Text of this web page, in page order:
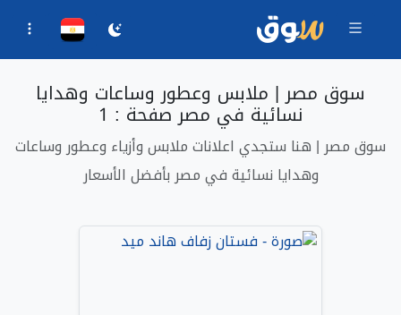
سوق مصر | ملابس وعطور وساعات وهدايا
نسائية في مصر صفحة : 1
سوق مصر | هنا ستجدي اعلانات ملابس وأزياء وعطور وساعات
وهدايا نسائية في مصر بأفضل الأسعار